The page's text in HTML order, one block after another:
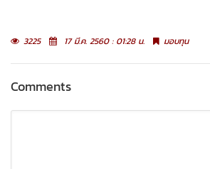
3225 17 มี.ค. 2560 : 01:28 น. มอบทุน
Comments